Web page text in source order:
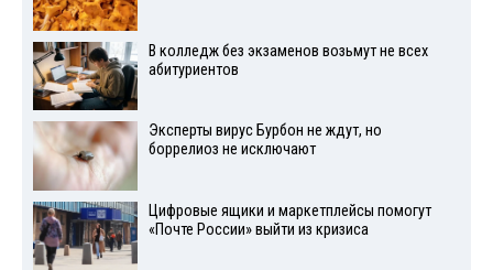
В колледж без экзаменов возьмут не всех
абитуриентов
Эксперты вирус Бурбон не ждут, но
боррелиоз не исключают
Цифровые ящики и маркетплейсы помогут
«Почте России» выйти из кризиса